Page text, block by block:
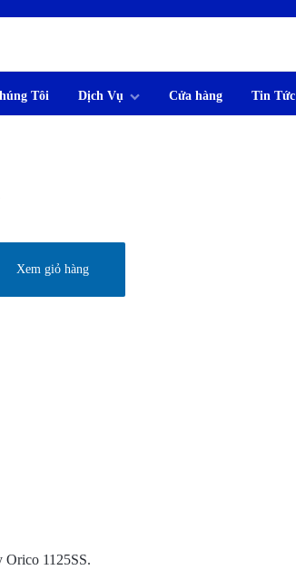
Tôi Dịch Vụ Cửa hàng Tin Tức
Xem giỏ hàng
1125SS.